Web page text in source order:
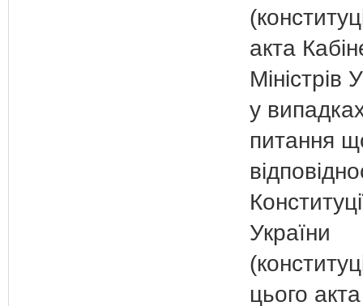
акта
Міністрів
у
питання
України
цього акта